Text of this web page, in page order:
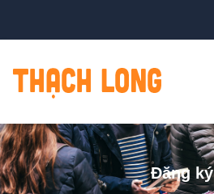
Đăng ký